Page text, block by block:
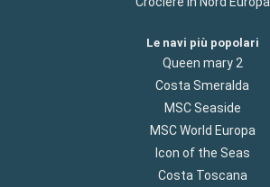
Le navi più popolari
Queen mary 2
Costa Smeralda
MSC Seaside
MSC World Europa
Icon of the Seas
Costa Toscana